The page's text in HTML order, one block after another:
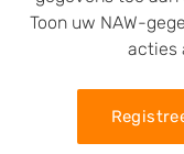
Toon uw NAW-
acties